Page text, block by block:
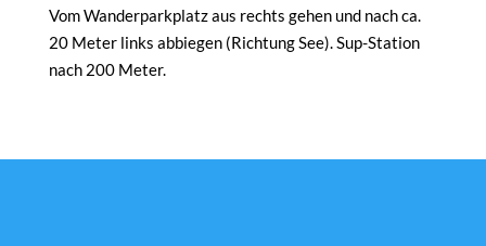
Vom Wanderparkplatz aus rechts gehen und nach ca.
20 Meter links abbiegen (Richtung See). Sup-Station
nach 200 Meter.